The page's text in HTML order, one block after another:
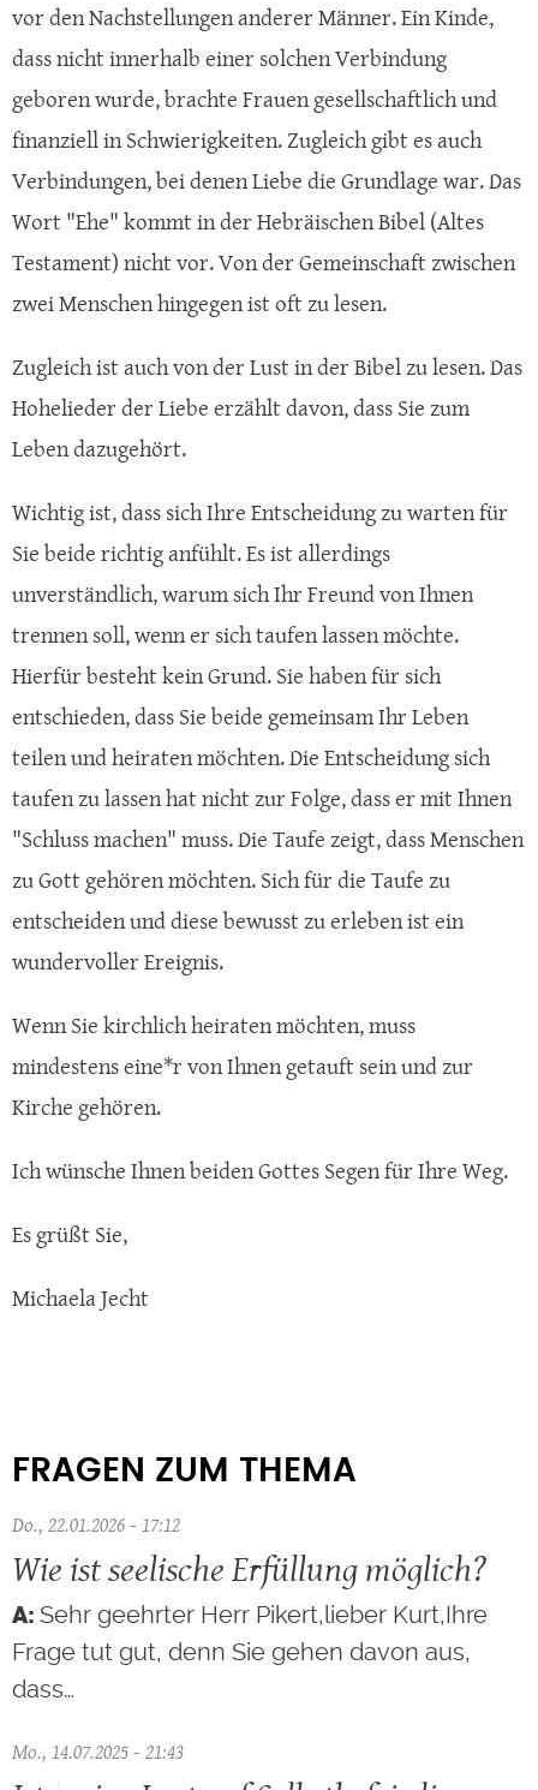
vor den Nachstellungen anderer Männer. Ein Kinde,
dass nicht innerhalb einer solchen Verbindung
geboren wurde, brachte Frauen gesellschaftlich und
finanziell in Schwierigkeiten. Zugleich gibt es auch
Verbindungen, bei denen Liebe die Grundlage war. Das
Wort "Ehe" kommt in der Hebräischen Bibel (Altes
Testament) nicht vor. Von der Gemeinschaft zwischen
zwei Menschen hingegen ist oft zu lesen.
Zugleich ist auch von der Lust in der Bibel zu lesen. Das
Hohelieder der Liebe erzählt davon, dass Sie zum
Leben dazugehört.
Wichtig ist, dass sich Ihre Entscheidung zu warten für
Sie beide richtig anfühlt. Es ist allerdings
unverständlich, warum sich Ihr Freund von Ihnen
trennen soll, wenn er sich taufen lassen möchte.
Hierfür besteht kein Grund. Sie haben für sich
entschieden, dass Sie beide gemeinsam Ihr Leben
teilen und heiraten möchten. Die Entscheidung sich
taufen zu lassen hat nicht zur Folge, dass er mit Ihnen
"Schluss machen" muss. Die Taufe zeigt, dass Menschen
zu Gott gehören möchten. Sich für die Taufe zu
entscheiden und diese bewusst zu erleben ist ein
wundervoller Ereignis.
Wenn Sie kirchlich heiraten möchten, muss
mindestens eine*r von Ihnen getauft sein und zur
Kirche gehören.
Ich wünsche Ihnen beiden Gottes Segen für Ihre Weg.
Es grüßt Sie,
Michaela Jecht
FRAGEN ZUM THEMA
Do., 22.01.2026 - 17:12
Wie ist seelische Erfüllung möglich?
Sehr geehrter Herr Pikert,lieber Kurt,Ihre
Frage tut gut, denn Sie gehen davon aus,
dass…
Mo., 14.07.2025 - 21:43